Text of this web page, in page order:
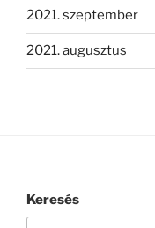
2021. szeptember
2021. augusztus
Keresés